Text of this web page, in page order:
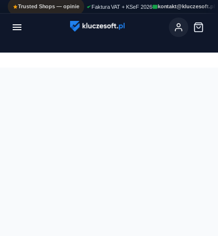
Trusted Shops — opinie Faktura VAT + KSeF 2026 kontakt@kluczesoft.pl
 ASYSTENT AI